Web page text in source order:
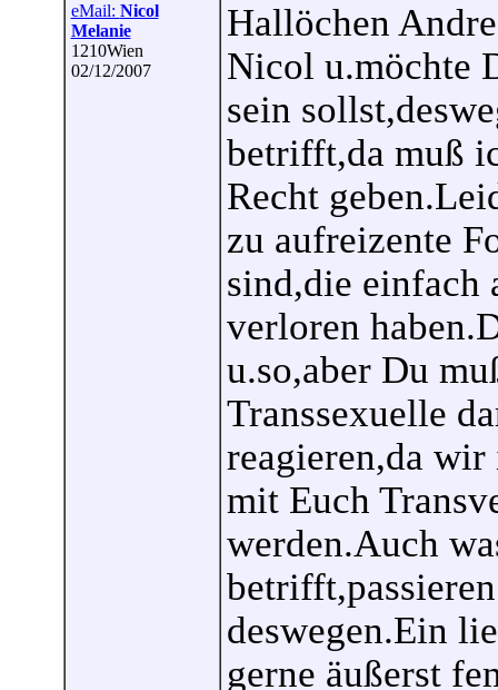
eMail: Nicol
Melanie
1210Wien
02/12/2007
Hallöchen
Nicol u.möchte
sein
betrifft,da muß
Recht
zu aufreizente
sind,die einfach
verloren
u.so,aber Du
Transsexuelle
reagieren,da
mit Euch
werden.Auch
deswegen.Ein
gerne äußerst